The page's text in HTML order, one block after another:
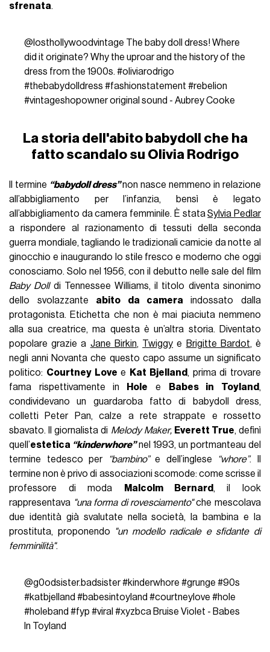
sfrenata.
@losthollywoodvintage The baby doll dress! Where
did it originate? Why the uproar and the history of the
dress from the 1900s. #oliviarodrigo
#thebabydolldress #fashionstatement #rebelion
#vintageshopowneroriginal sound - Aubrey Cooke
La storia dell'abito babydoll che ha
fatto scandalo su Olivia Rodrigo
Il termine “babydoll dress”non nasce nemmeno in relazione
all’abbigliamento per l’infanzia, bensì è legato
all’abbigliamento da camera femminile. È stataSylvia Pedlar
a rispondere al razionamento di tessuti della seconda
guerra mondiale, tagliando le tradizionali camicie da notte al
ginocchio e inaugurando lo stile fresco e moderno che oggi
conosciamo. Solo nel 1956, con il debutto nelle sale del film
Baby Dolldi Tennessee Williams, il titolo diventa sinonimo
dello svolazzante abito da camera indossato dalla
protagonista. Etichetta che non è mai piaciuta nemmeno
alla sua creatrice, ma questa è un’altra storia. Diventato
popolare grazie a Jane Birkin, Twiggy e Brigitte Bardot, è
negli anni Novanta che questo capo assume un significato
politico: Courtney Love e Kat Bjelland , prima di trovare
fama rispettivamente in
Hole e Babes in Toyland ,
condividevano un guardaroba fatto di babydoll dress,
colletti Peter Pan, calze a rete strappate e rossetto
sbavato. Il giornalista di Melody Maker, Everett True, definì
quell’estetica “kinderwhore”nel 1993, un portmanteau del
termine tedesco per
“bambino”e dell’inglese “whore”. Il
termine non è privo di associazioni scomode: come scrisse il
professore di moda
Malcolm Bernard , il look
rappresentava "una forma di rovesciamento"che mescolava
due identità già svalutate nella società,
la bambina e la
prostituta, proponendo
"un modello radicale e sfidante di
femminilità".
@g0odsister.badsister#kinderwhore #grunge #90s
#katbjelland #babesintoyland #courtneylove #hole
#holeband #fyp #viral #xyzbca Bruise Violet - Babes
In Toyland